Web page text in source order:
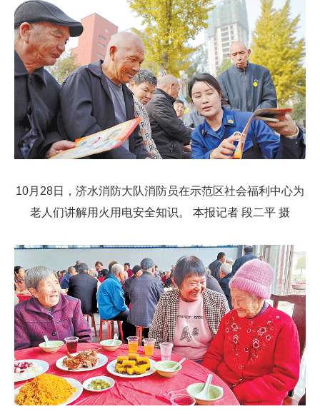
10月28日，济水消防大队消防员在示范区社会福利中心为
老人们讲解用火用电安全知识。 本报记者 段二平 摄